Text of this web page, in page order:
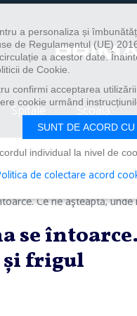
Spitale Școală
Ce ne aşteaptă, unde
se
şi frigul
a personaliza și
de Regulamentul (UE)
a acestor date.
de Cookie.
confirmi acceptarea
cookie urmând
SUNT DE ACORD
individual la nivel de
de colectare acord